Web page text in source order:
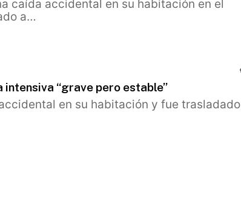
caída accidental en su habitación en el
a…
“grave pero estable”
en su habitación y fue trasladado